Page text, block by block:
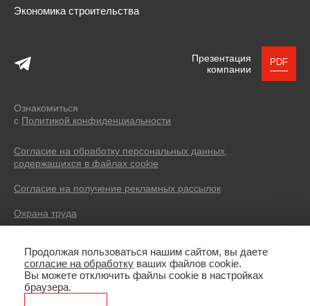
Экономика строительства
Презентация
компании
PDF
Ознакомиться
с Политикой конфиденциальности
Согласие на обработку персональных данных,
содержащихся в файлах cookie
Согласие на получение рекламных рассылок
Охрана труда
© 2004 — 2026 SEVERIN DEVELOPMENT.
Все права защищены. Все фотоматериалы, размещенные на
сайте, имеют лицензии, не являются рекламой, носят
иллюстративный характер. Копирование текстов без указания
Продолжая пользоваться нашим сайтом, вы даете
согласие на обработку ваших файлов cookie.
Вы можете отключить файлы cookie в настройках
браузера.